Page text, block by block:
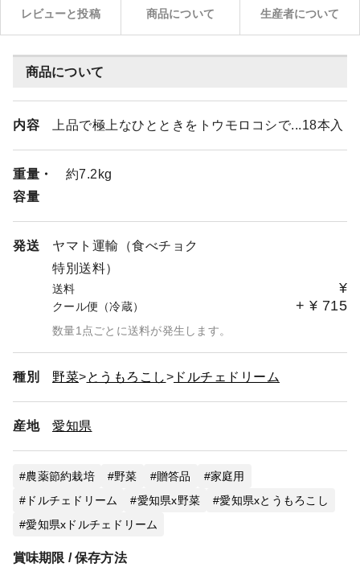
レビューと投稿 商品について 生産者について
商品について
内容 上品で極上なひとときをトウモロコシで...18本入
重量・
容量
約7.2kg
発送
ヤマト運輸（食べチョク
特別送料）
送料 ¥
クール便（冷蔵） + ¥ 715
数量1点ごとに送料が発生します。
種別 野菜 とうもろこし ドルチェドリーム
産地 愛知県
農薬節約栽培 野菜 贈答品
家庭用
ドルチェドリーム
愛知県x野菜
愛知県xとうもろこし
愛知県xドルチェドリーム
賞味期限 / 保存方法